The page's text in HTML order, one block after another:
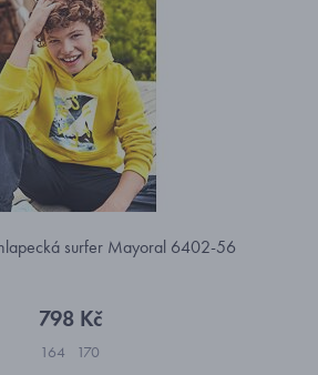
surfer Mayoral 6402-56
798 Kč
164 170